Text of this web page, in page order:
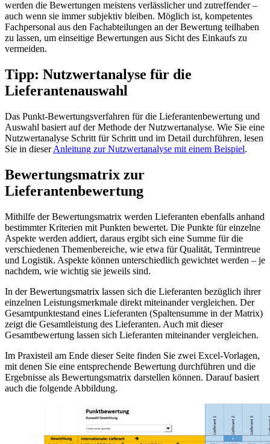
werden die Bewertungen meistens verlässlicher und zutreffender –
auch wenn sie immer subjektiv bleiben. Möglich ist, kompetentes
Fachpersonal aus den Fachabteilungen an der Bewertung teilhaben
zu lassen, um einseitige Bewertungen aus Sicht des Einkaufs zu
vermeiden.
Tipp: Nutzwertanalyse für die
Lieferantenauswahl
Das Punkt-Bewertungsverfahren für die Lieferantenbewertung und
Auswahl basiert auf der Methode der Nutzwertanalyse. Wie Sie eine
Nutzwertanalyse Schritt für Schritt und im Detail durchführen, lesen
Sie in dieserAnleitung zur Nutzwertanalyse mit einem Beispiel.
Bewertungsmatrix zur
Lieferantenbewertung
Mithilfe der Bewertungsmatrix werden Lieferanten ebenfalls anhand
bestimmter Kriterien mit Punkten bewertet. Die Punkte für einzelne
Aspekte werden addiert, daraus ergibt sich eine Summe für die
verschiedenen Themenbereiche, wie etwa für Qualität, Termintreue
und Logistik. Aspekte können unterschiedlich gewichtet werden – je
nachdem, wie wichtig sie jeweils sind.
In der Bewertungsmatrix lassen sich die Lieferanten bezüglich ihrer
einzelnen Leistungsmerkmale direkt miteinander vergleichen. Der
Gesamtpunktestand eines Lieferanten (Spaltensumme in der Matrix)
zeigt die Gesamtleistung des Lieferanten. Auch mit dieser
Gesamtbewertung lassen sich Lieferanten miteinander vergleichen.
Im Praxisteil am Ende dieser Seite finden Sie zwei Excel-Vorlagen,
mit denen Sie eine entsprechende Bewertung durchführen und die
Ergebnisse als Bewertungsmatrix darstellen können. Darauf basiert
auch die folgende Abbildung.